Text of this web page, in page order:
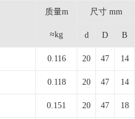
质量m
≈kg
尺寸 mm
d D B
0.116 20 47 14
0.118 20 47 14
0.151 20 47 18